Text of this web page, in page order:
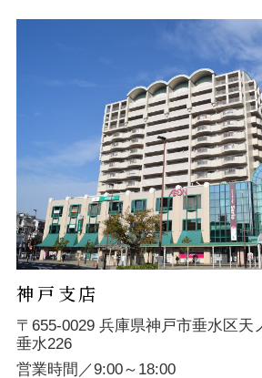
神戸支店
〒655-0029 兵庫県神戸市垂水区天
垂水226
営業時間／9:00～18:00